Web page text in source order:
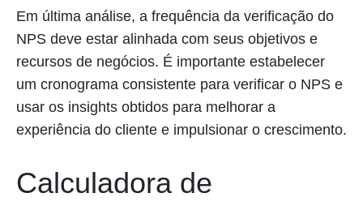
Em última análise, a frequência da verificação do
NPS deve estar alinhada com seus objetivos e
recursos de negócios. É importante estabelecer
um cronograma consistente para verificar o NPS e
usar os insights obtidos para melhorar a
experiência do cliente e impulsionar o crescimento.
Calculadora de